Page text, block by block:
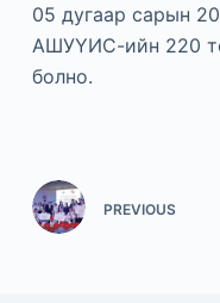
05 дугаар сарын
АШУҮИС-ийн 220
болно.
PREVIOUS